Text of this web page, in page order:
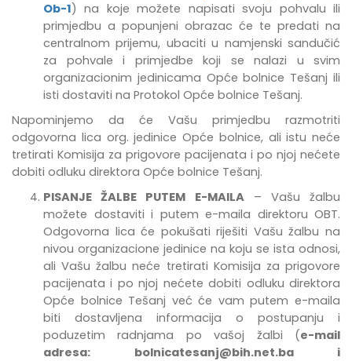
Ob-1) na koje možete napisati svoju pohvalu ili
primjedbu a popunjeni obrazac će te predati na
centralnom prijemu, ubaciti u namjenski sandučić
za pohvale i primjedbe
koji se nalazi u svim
organizacionim jedinicama Opće bolnice Tešanj ili
isti dostaviti na Protokol Opće bolnice Tešanj.
Napominjemo da će Vašu primjedbu razmotriti
odgovorna lica org. jedinice Opće bolnice, ali istu neće
tretirati Komisija za prigovore pacijenata i po njoj nećete
dobiti odluku direktora Opće bolnice Tešanj.
PISANJE ŽALBE PUTEM E-MAILA– Vašu žalbu
možete dostaviti i putem e-maila direktoru OBT.
Odgovorna lica će pokušati riješiti Vašu žalbu na
nivou organizacione jedinice na koju se ista odnosi,
ali Vašu žalbu neće tretirati Komisija za prigovore
pacijenata i po njoj nećete dobiti odluku direktora
Opće bolnice Tešanj već će vam putem e-maila
biti dostavljena informacija o postupanju i
poduzetim radnjama po vašoj žalbi (e-mail
adresa: bolnicatesanj@bih.net.bai